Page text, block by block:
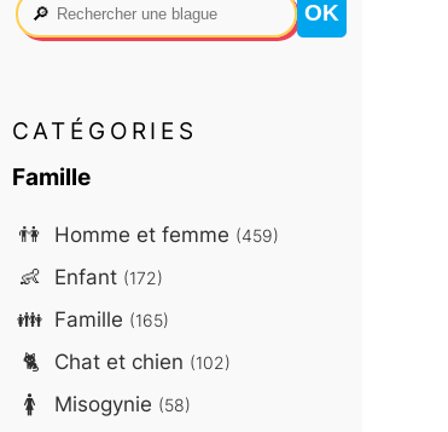
🔎
CATÉGORIES
Famille
👫 Homme et femme (459)
👶 Enfant (172)
👪 Famille (165)
🐈 Chat et chien (102)
🚺 Misogynie (58)